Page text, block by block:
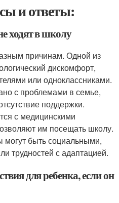
и ответы:
ходят в школу
причинам. Одной из
дискомфорт,
или одноклассниками.
с проблемами в семье,
поддержки.
с медицинскими
им посещать школу.
могут быть социальными,
трудностей с адаптацией.
для ребенка, если он